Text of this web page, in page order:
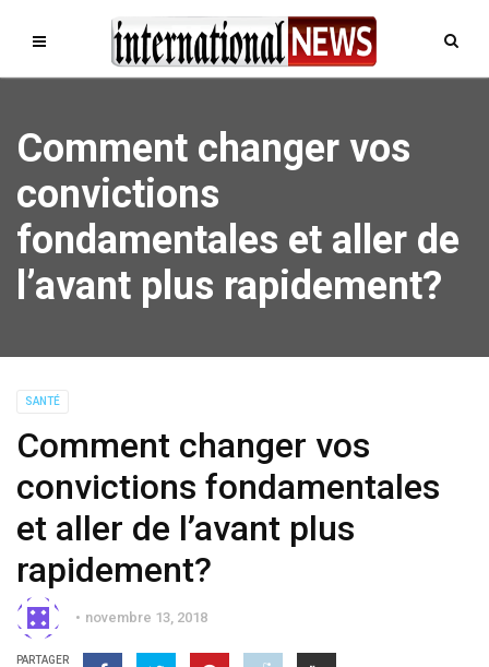
Comment changer vos
convictions
fondamentales et aller de
l’avant plus rapidement?
SANTÉ
Comment changer vos
convictions fondamentales
et aller de l’avant plus
rapidement?
novembre 13, 2018
PARTAGER